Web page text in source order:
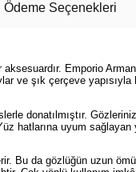
Ödeme Seçenekleri
Emporio
şık çerçeve yapısıyla
donatılmıştır.
hatlarına uyum
da gözlüğün uzun